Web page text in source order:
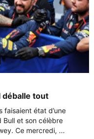
déballe tout
faisaient état d’une
Bull et son célèbre
Ce mercredi, ...